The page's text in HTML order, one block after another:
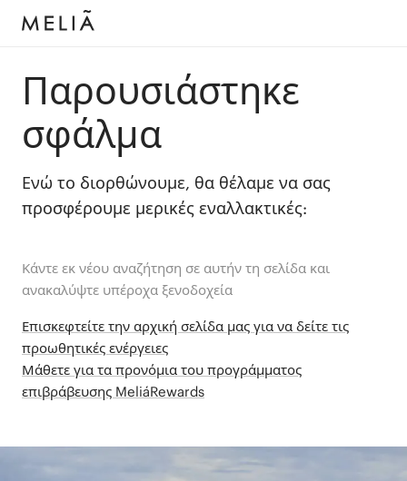
Παρουσιάστηκε
σφάλμα
Ενώ το διορθώνουμε, θα θέλαμε να σας
προσφέρουμε μερικές εναλλακτικές:
Κάντε εκ νέου αναζήτηση σε αυτήν τη σελίδα και
ανακαλύψτε υπέροχα ξενοδοχεία
Επισκεφτείτε την αρχική σελίδα μας για να δείτε τις
προωθητικές ενέργειες
Μάθετε για τα προνόμια του προγράμματος
επιβράβευσης MeliáRewards